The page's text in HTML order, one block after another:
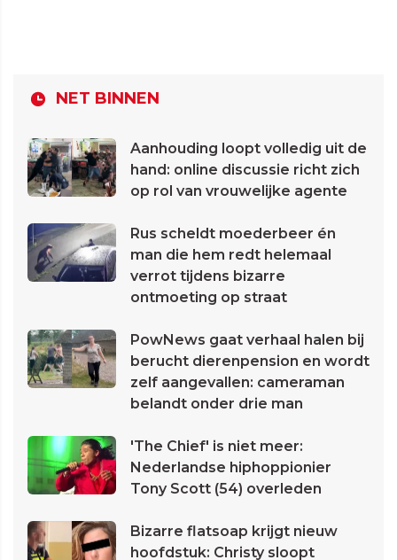
NET BINNEN
Aanhouding loopt volledig uit de
hand: online discussie richt zich
op rol van vrouwelijke agente
Rus scheldt moederbeer én
man die hem redt helemaal
verrot tijdens bizarre
ontmoeting op straat
PowNews gaat verhaal halen bij
berucht dierenpension en wordt
zelf aangevallen: cameraman
belandt onder drie man
'The Chief' is niet meer:
Nederlandse hiphoppionier
Tony Scott (54) overleden
Bizarre flatsoap krijgt nieuw
hoofdstuk: Christy sloopt